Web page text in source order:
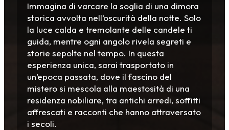
Immagina di varcare la soglia di una dimora
storica avvolta nell’oscurità della notte. Solo
la luce calda e tremolante delle candele ti
guida, mentre ogni angolo rivela segreti e
storie sepolte nel tempo. In questa
esperienza unica, sarai trasportato in
un’epoca passata, dove il fascino del
mistero si mescola alla maestosità di una
residenza nobiliare, tra antichi arredi, soffitti
affrescati e racconti che hanno attraversato
i secoli.